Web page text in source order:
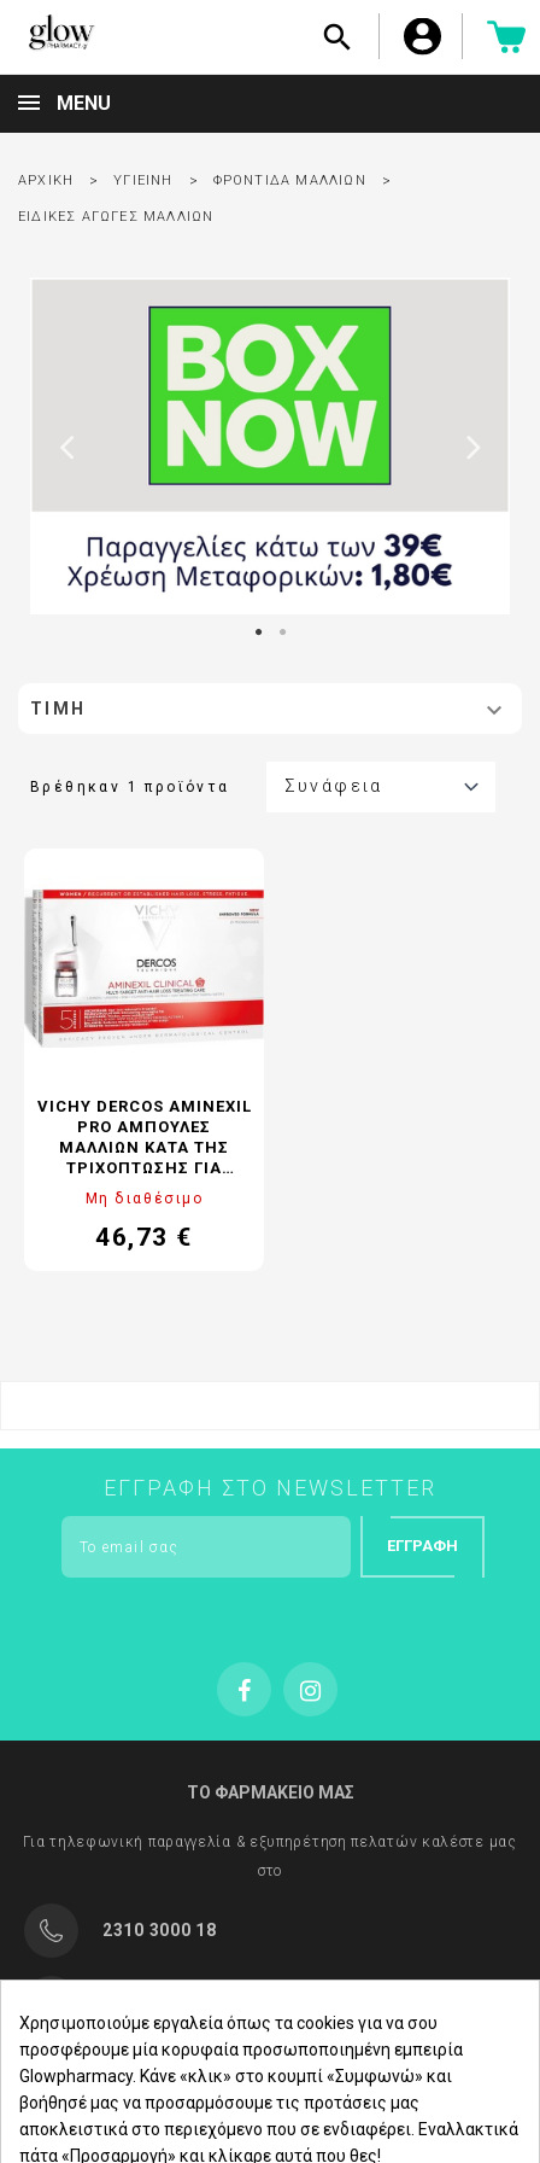

MENU
ΑΡΧΙΚΉ ΥΓΙΕΙΝΉ ΦΡΟΝΤΊΔΑ ΜΑΛΛΙΏΝ
ΕΙΔΙΚΈΣ ΑΓΩΓΈΣ ΜΑΛΛΙΏΝ
ΤΙΜΉ 
Βρέθηκαν 1 προϊόντα Συνάφεια 
VICHY DERCOS AMINEXIL
PRO ΑΜΠΟΎΛΕΣ
ΜΑΛΛΙΏΝ ΚΑΤΆ ΤΗΣ
ΤΡΙΧΌΠΤΩΣΗΣ ΓΙΑ
ΓΥΝΑΊΚΕΣ 21X6ML
Μη διαθέσιμο
Τιμή
46,73 €
ΕΓΓΡΑΦΉ ΣΤΟ NEWSLETTER
ΕΓΓΡΑΦΉ
ΤΟ ΦΑΡΜΑΚΕΙΟ ΜΑΣ
Για τηλεφωνική παραγγελία & εξυπηρέτηση πελατών καλέστε μας
στο
2310 3000 18
Δευ. - Παρ.: 8:00 - 21:00
Σάββατο: 09:00-15:00
Χρησιμοποιούμε εργαλεία όπως τα cookies για να σου
προσφέρουμε μία κορυφαία προσωποποιημένη εμπειρία
Glowpharmacy. Κάνε «κλικ» στο κουμπί «Συμφωνώ» και
βοήθησέ μας να προσαρμόσουμε τις προτάσεις μας
αποκλειστικά στο περιεχόμενο που σε ενδιαφέρει. Εναλλακτικά
πάτα «Προσαρμογή» και κλίκαρε αυτά που θες!